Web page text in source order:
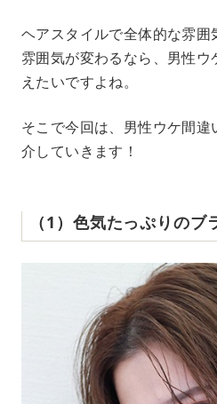
ヘアスタイルで全体的な雰囲
雰囲気が変わるなら、男性
えたいですよね。
そこで今回は、男性ウケ間
介していきます！
（1）色気たっぷりの